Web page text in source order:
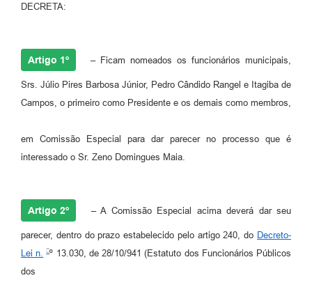
Publicidade
Principal
Galeria de Fotos
Notícias
Galeria de Vídeos
Links
Enquete
Jornal
DECRETA:
Artigo 1º – Ficam nomeados os funcionários municipais,
Srs. Júlio Pires Barbosa Júnior, Pedro Cândido Rangel e Itagiba de
Campos, o primeiro como Presidente e os demais como membros,
em Comissão Especial para dar parecer no processo que é
interessado o Sr. Zeno Domingues Maia.
Artigo 2º – A Comissão Especial acima deverá dar seu
parecer, dentro do prazo estabelecido pelo artigo 240, do Decreto-
Lei n.
º 13.030, de 28/10/941 (Estatuto dos Funcionários Públicos
dos